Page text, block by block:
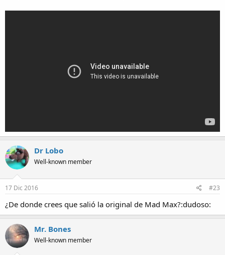
Dr Lobo
Well-known member
17 Dic 2016 #23
¿De donde crees que salió la original de Mad Max?:dudoso:
Mr. Bones
Well-known member